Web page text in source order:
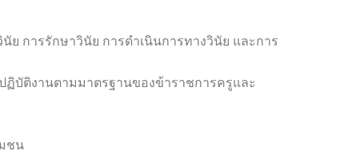
ย การรักษาวินัย การดำเนินการทางวินัย และการ
บัติงานตามมาตรฐานของข้าราชการครูและ
ชน